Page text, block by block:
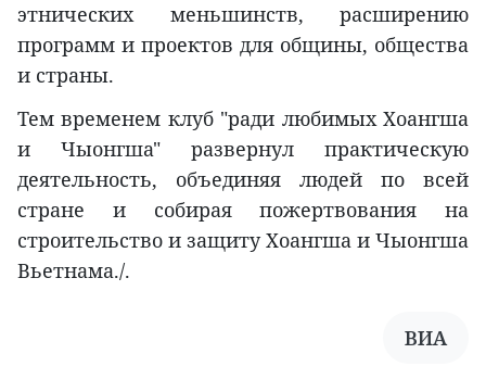
этнических меньшинств, расширению
программ и проектов для общины, общества
и страны.
Тем временем клуб "ради любимых Хоангша
и Чыонгша" развернул практическую
деятельность, объединяя людей по всей
стране и собирая пожертвования на
строительство и защиту Хоангша и Чыонгша
Вьетнама./.
ВИА